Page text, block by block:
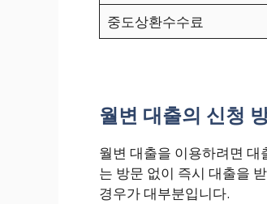
중도상환수수료
월변 대출의 신청
월변 대출을 이용하려면
는 방문 없이 즉시 대출을
경우가 대부분입니다.